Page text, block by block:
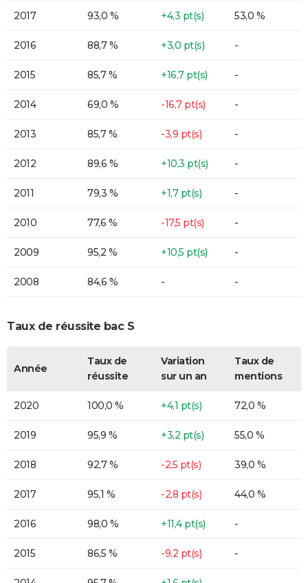
2017 93,0 % +4,3 pt(s) 53,0 %
2016 88,7 % +3,0 pt(s) -
2015 85,7 % +16,7 pt(s) -
2014 69,0 % -16,7 pt(s) -
2013 85,7 % -3,9 pt(s) -
2012 89,6 % +10,3 pt(s) -
2011 79,3 % +1,7 pt(s) -
2010 77,6 % -17,5 pt(s) -
2009 95,2 % +10,5 pt(s) -
2008 84,6 % - -
Taux de réussite bac S
Année
Taux de
réussite
Variation
sur un an
Taux de
mentions
2020 100,0 % +4,1 pt(s) 72,0 %
2019 95,9 % +3,2 pt(s) 55,0 %
2018 92,7 % -2,5 pt(s) 39,0 %
2017 95,1 % -2,8 pt(s) 44,0 %
2016 98,0 % +11,4 pt(s) -
2015 86,5 % -9,2 pt(s) -